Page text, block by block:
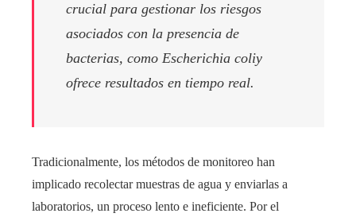
crucial para gestionar los riesgos
asociados con la presencia de
bacterias, como Escherichia coliy
ofrece resultados en tiempo real.
Tradicionalmente, los métodos de monitoreo han
implicado recolectar muestras de agua y enviarlas a
laboratorios, un proceso lento e ineficiente. Por el